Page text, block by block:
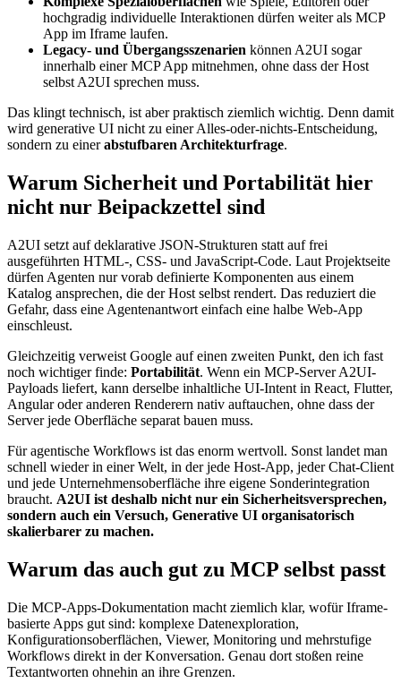
hochgradig individuelle Interaktionen dürfen weiter als MCP
App im Iframe laufen.
Legacy- und Übergangsszenarien können A2UI sogar
innerhalb einer MCP App mitnehmen, ohne dass der Host
selbst A2UI sprechen muss.
Das klingt technisch, ist aber praktisch ziemlich wichtig. Denn damit
wird generative UI nicht zu einer Alles-oder-nichts-Entscheidung,
sondern zu einerabstufbaren Architekturfrage.
Warum Sicherheit und Portabilität hier
nicht nur Beipackzettel sind
A2UI setzt auf deklarative JSON-Strukturen statt auf frei
ausgeführten HTML-, CSS- und JavaScript-Code. Laut Projektseite
dürfen Agenten nur vorab definierte Komponenten aus einem
Katalog ansprechen, die der Host selbst rendert. Das reduziert die
Gefahr, dass eine Agentenantwort einfach eine halbe Web-App
einschleust.
Gleichzeitig verweist Google auf einen zweiten Punkt, den ich fast
noch wichtiger finde: Portabilität. Wenn ein MCP-Server A2UI-
Payloads liefert, kann derselbe inhaltliche UI-Intent in React, Flutter,
Angular oder anderen Renderern nativ auftauchen, ohne dass der
Server jede Oberfläche separat bauen muss.
Für agentische Workflows ist das enorm wertvoll. Sonst landet man
schnell wieder in einer Welt, in der jede Host-App, jeder Chat-Client
und jede Unternehmensoberfläche ihre eigene Sonderintegration
braucht. A2UI ist deshalb nicht nur ein Sicherheitsversprechen,
sondern auch ein Versuch, Generative UI organisatorisch
skalierbarer zu machen.
Warum das auch gut zu MCP selbst passt
Die MCP-Apps-Dokumentation macht ziemlich klar, wofür Iframe-
basierte Apps gut sind: komplexe Datenexploration,
Konfigurationsoberflächen, Viewer, Monitoring und mehrstufige
Workflows direkt in der Konversation. Genau dort stoßen reine
Textantworten ohnehin an ihre Grenzen.